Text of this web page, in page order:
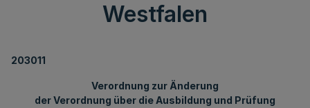
Westfalen
203011
Verordnung zur Änderung
der Verordnung über die Ausbildung und Prüfung